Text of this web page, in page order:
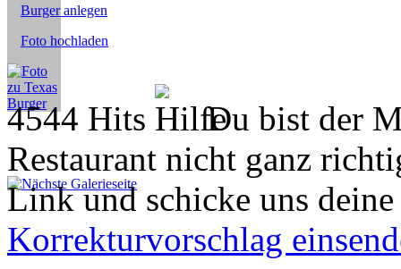
Burger anlegen
Foto hochladen
4544 Hits
Du bist der
Restaurant nicht ganz
Link und schicke uns
Korrekturvorschlag